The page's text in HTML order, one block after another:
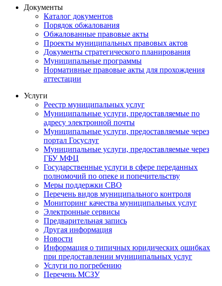
Документы
Каталог документов
Порядок обжалования
Обжалованные правовые акты
Проекты муниципальных правовых актов
Документы стратегического планирования
Муниципальные программы
Нормативные правовые акты для прохождения
аттестации
Услуги
Реестр муниципальных услуг
Муниципальные услуги, предоставляемые по
адресу электронной почты
Муниципальные услуги, предоставляемые через
портал Госуслуг
Муниципальные услуги, предоставляемые через
ГБУ МФЦ
Государственные услуги в сфере переданных
полномочий по опеке и попечительству
Меры поддержки СВО
Перечень видов муниципального контроля
Мониторинг качества муниципальных услуг
Электронные сервисы
Предварительная запись
Другая информация
Новости
Информация о типичных юридических ошибках
при предоставлении муниципальных услуг
Услуги по погребению
Перечень МСЗУ